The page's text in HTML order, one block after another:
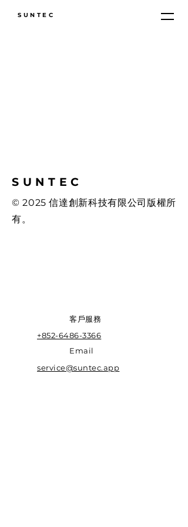
SUNTEC
SUNTEC
© 2025 信達創新科技有限公司版權所
有。
​客戶服務
+852-6486-3366
Email
service@suntec.app